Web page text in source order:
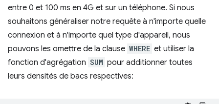
entre 0 et 100 ms en 4G et sur un téléphone. Si nous
souhaitons généraliser notre requête à n'importe quelle
connexion et à n'importe quel type d'appareil, nous
pouvons les omettre de la clause WHERE et utiliser la
fonction d'agrégation SUM pour additionner toutes
leurs densités de bacs respectives: